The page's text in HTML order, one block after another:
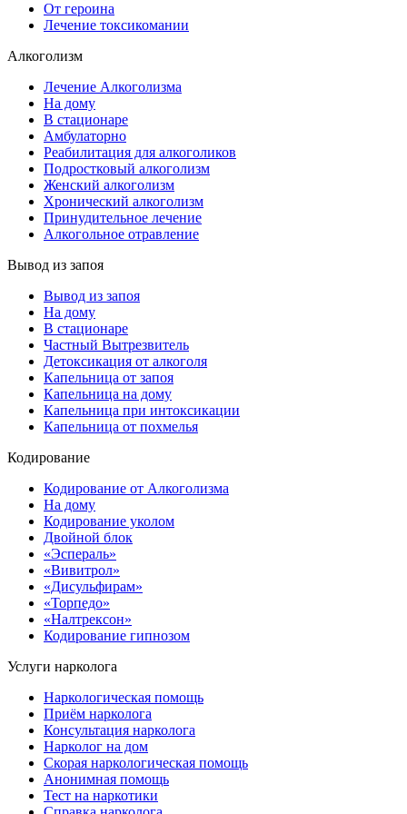
От героина
Лечение токсикомании
Алкоголизм
Лечение Алкоголизма
На дому
В стационаре
Амбулаторно
Реабилитация для алкоголиков
Подростковый алкоголизм
Женский алкоголизм
Хронический алкоголизм
Принудительное лечение
Алкогольное отравление
Вывод из запоя
Вывод из запоя
На дому
В стационаре
Частный Вытрезвитель
Детоксикация от алкоголя
Капельница от запоя
Капельница на дому
Капельница при интоксикации
Капельница от похмелья
Кодирование
Кодирование от Алкоголизма
На дому
Кодирование уколом
Двойной блок
«Эспераль»
«Вивитрол»
«Дисульфирам»
«Торпедо»
«Налтрексон»
Кодирование гипнозом
Услуги нарколога
Наркологическая помощь
Приём нарколога
Консультация нарколога
Нарколог на дом
Скорая наркологическая помощь
Анонимная помощь
Тест на наркотики